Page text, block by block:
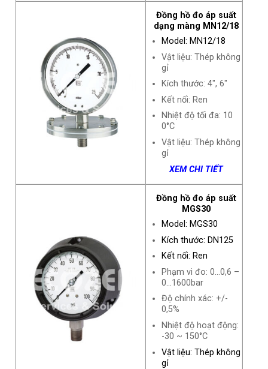
Đồng hồ đo áp suất
dạng màng MN12/18
Model: MN12/18
Vật liệu: Thép không
gỉ
Kích thước: 4″, 6″
Kết nối: Ren
Nhiệt độ tối đa: 10
0°C
Vật liệu: Thép không
gỉ
XEM CHI TIẾT
Đồng hồ đo áp suất
MGS30
Model: MGS30
Kích thước: DN125
Kết nối: Ren
Phạm vi đo: 0…0,6 –
0…1600bar
Độ chính xác: +/-
0,5%
Nhiệt độ hoạt động:
-30 ~ 150°C
Vật liệu: Thép không
gỉ